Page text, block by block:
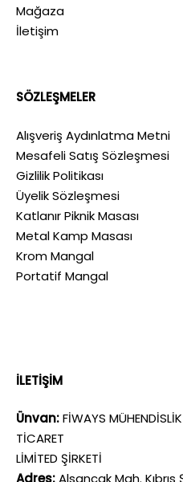
Mağaza
İletişim
SÖZLEŞMELER
Alışveriş Aydınlatma Metni
Mesafeli Satış Sözleşmesi
Gizlilik Politikası
Üyelik Sözleşmesi
Katlanır Piknik Masası
Metal Kamp Masası
Krom Mangal
Portatif Mangal
İLETİŞİM
Ünvan:FİWAYS
TİCARET
LİMİTED ŞİRKETİ